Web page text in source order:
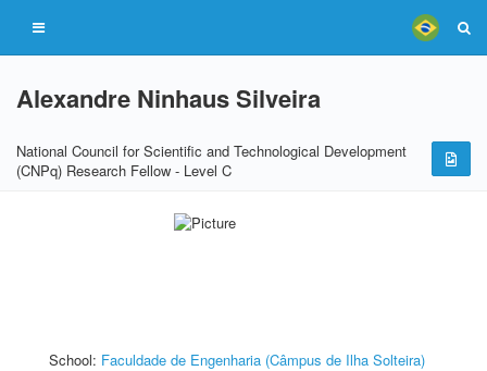
Alexandre Ninhaus Silveira
National Council for Scientific and Technological Development
(CNPq) Research Fellow - Level C
School: Faculdade de Engenharia (Câmpus de Ilha Solteira)